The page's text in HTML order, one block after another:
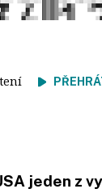
jeden z